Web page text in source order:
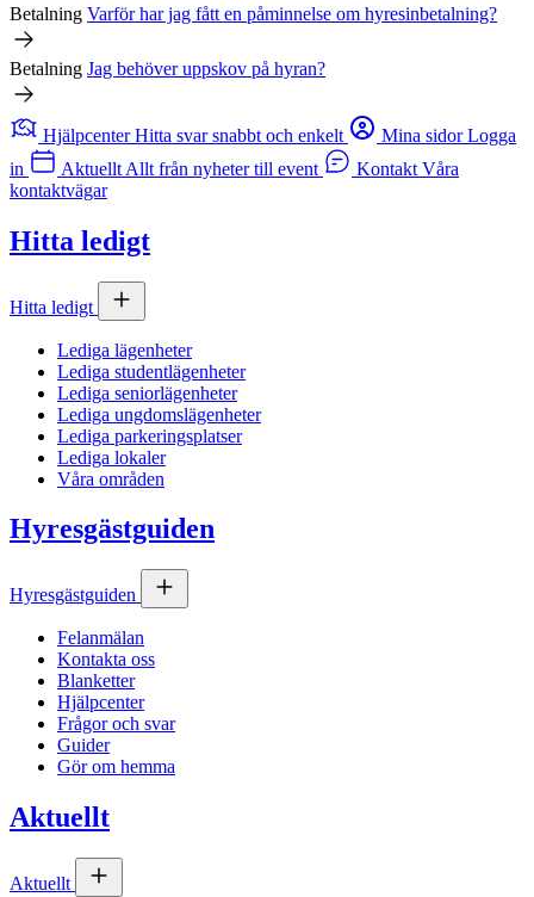
Betalning Varför har jag fått en påminnelse om hyresinbetalning?
Betalning Jag behöver uppskov på hyran?
Hjälpcenter Hitta svar snabbt och enkelt Mina sidor Logga
in
Aktuellt Allt från nyheter till event Kontakt Våra
kontaktvägar
Hitta ledigt
Hitta ledigt
Lediga lägenheter
Lediga studentlägenheter
Lediga seniorlägenheter
Lediga ungdomslägenheter
Lediga parkeringsplatser
Lediga lokaler
Våra områden
Hyresgästguiden
Hyresgästguiden
Felanmälan
Kontakta oss
Blanketter
Hjälpcenter
Frågor och svar
Guider
Gör om hemma
Aktuellt
Aktuellt